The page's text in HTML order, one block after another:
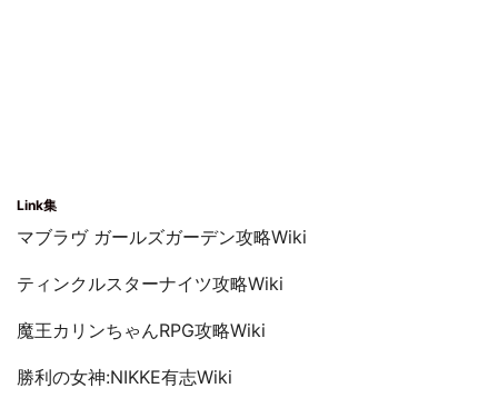
Link集
マブラヴ ガールズガーデン攻略Wiki
ティンクルスターナイツ攻略Wiki
魔王カリンちゃんRPG攻略Wiki
勝利の女神:NIKKE有志Wiki